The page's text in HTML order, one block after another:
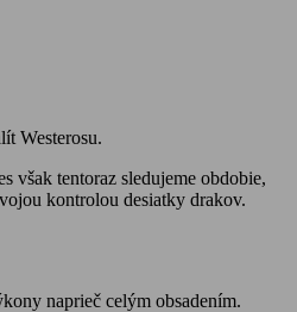
Westerosu.
však tentoraz sledujeme obdobie,
kontrolou desiatky drakov.
naprieč celým obsadením.